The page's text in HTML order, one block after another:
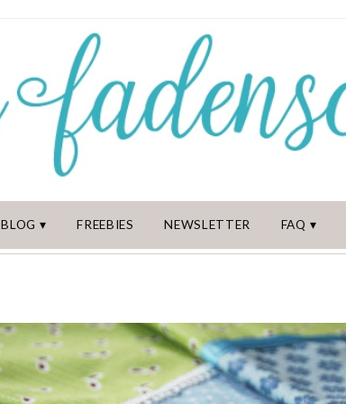
BLOG FREEBIES NEWSLETTER FAQ